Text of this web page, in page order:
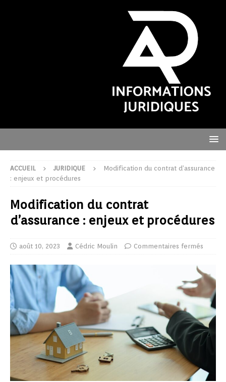
ACCUEIL JURIDIQUE
Modification du contrat d’assurance
: enjeux et procédures
Modification du contrat
d’assurance : enjeux et procédures
août 10, 2023 Cédric Moulin Commentaires fermés